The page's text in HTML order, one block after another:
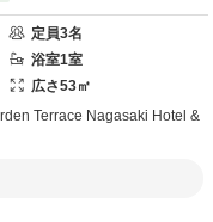
定員3名
浴室1室
広さ53㎡
Terrace Nagasaki Hotel &